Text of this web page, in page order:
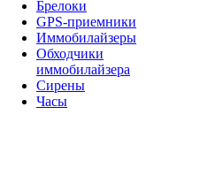
Брелоки
GPS-приемники
Иммобилайзеры
Обходчики
иммобилайзера
Сирены
Часы